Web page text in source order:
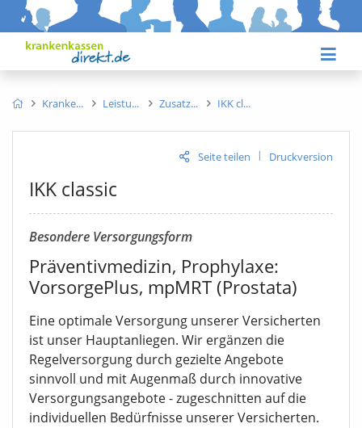
Kranke Leistu Zusatz IKK cl
Seite teilen | Druckversion
IKK classic
Besondere Versorgungsform
Präventivmedizin, Prophylaxe:
VorsorgePlus, mpMRT (Prostata)
Eine optimale Versorgung unserer Versicherten
ist unser Hauptanliegen. Wir ergänzen die
Regelversorgung durch gezielte Angebote
sinnvoll und mit Augenmaß durch innovative
Versorgungsangebote - zugeschnitten auf die
individuellen Bedürfnisse unserer Versicherten.